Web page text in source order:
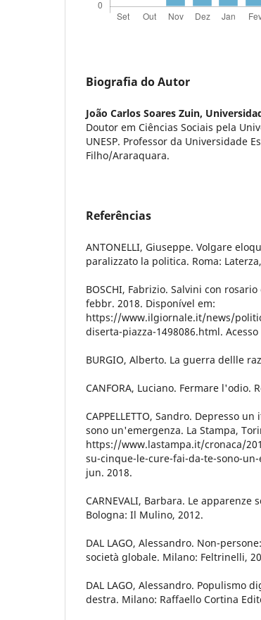
Biografia do Autor
João Carlos Soares Zuin,
Doutor em Ciências Sociais pela
UNESP. Professor da Universidade
Filho/Araraquara.
Referências
ANTONELLI, Giuseppe. Volgare
paralizzato la politica. Roma:
BOSCHI, Fabrizio. Salvini con
febbr. 2018. Disponível em:
https://www.ilgiornale.it/news/
diserta-piazza-1498086.html. Acesso
BURGIO, Alberto. La guerra dellle
CANFORA, Luciano. Fermare l'odio.
CAPPELLETTO, Sandro. Depresso
sono un'emergenza. La Stampa,
https://www.lastampa.it/cronaca/
su-cinque-le-cure-fai-da-te-sono-un-
jun. 2018.
CARNEVALI, Barbara. Le
Bologna: Il Mulino, 2012.
DAL LAGO, Alessandro. Non-
società globale. Milano: Feltrinelli,
DAL LAGO, Alessandro. Populismo
destra. Milano: Raffaello Cortina